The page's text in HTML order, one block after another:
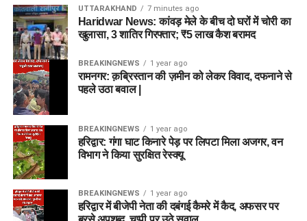
UTTARAKHAND 7 minutes ago
Haridwar News: कांवड़ मेले के बीच दो घरों में चोरी का
खुलासा, 3 शातिर गिरफ्तार; ₹5 लाख कैश बरामद
BREAKINGNEWS 1 year ago
रामनगर: क़ब्रिस्तान की ज़मीन को लेकर विवाद, दफनाने से
पहले उठा बवाल |
BREAKINGNEWS 1 year ago
हरिद्वार: गंगा घाट किनारे पेड़ पर लिपटा मिला अजगर, वन
विभाग ने किया सुरक्षित रेस्क्यू
BREAKINGNEWS 1 year ago
हरिद्वार में बीजेपी नेता की दबंगई कैमरे में कैद, अफसर पर